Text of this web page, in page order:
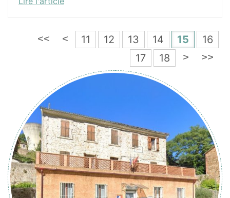
<< < 11 12 13 14 15
16
17
18 > >>